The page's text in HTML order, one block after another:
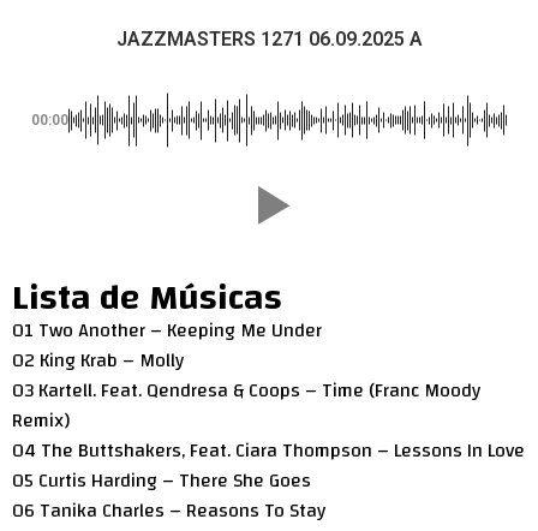
JAZZMASTERS 1271 06.09.2025 A
00:00
Lista de Músicas
01 Two Another – Keeping Me Under
02 King Krab – Molly
03 Kartell. Feat. Qendresa & Coops – Time (Franc Moody
Remix)
04 The Buttshakers, Feat. Ciara Thompson – Lessons In Love
05 Curtis Harding – There She Goes
06 Tanika Charles – Reasons To Stay